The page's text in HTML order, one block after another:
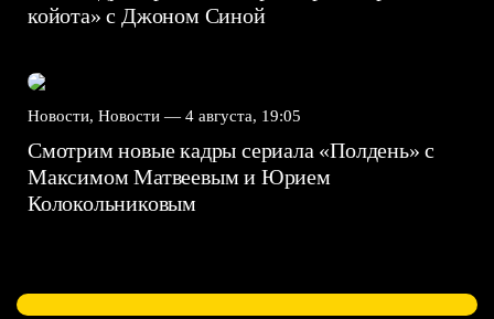
койота» с Джоном Синой
Новости, Новости — 4 августа, 19:05
Смотрим новые кадры сериала «Полдень» с
Максимом Матвеевым и Юрием
Колокольниковым